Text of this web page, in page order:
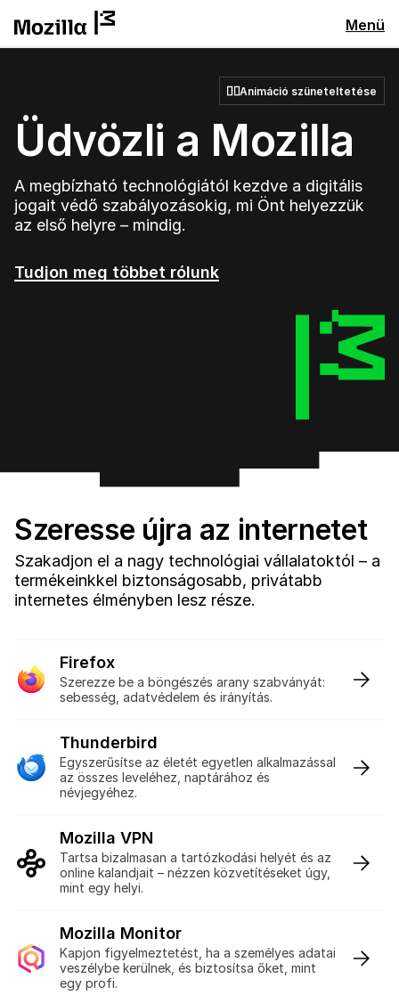
Menü
Animáció szüneteltetése
Üdvözli a Mozilla
A megbízható technológiától kezdve a digitális
jogait védő szabályozásokig, mi Önt helyezzük
az első helyre – mindig.
Tudjon meg többet rólunk
Szeresse újra az internetet
Szakadjon el a nagy technológiai vállalatoktól – a
termékeinkkel biztonságosabb, privátabb
internetes élményben lesz része.
Firefox
Szerezze be a böngészés arany szabványát:
sebesség, adatvédelem és irányítás.
Thunderbird
Egyszerűsítse az életét egyetlen alkalmazással
az összes leveléhez, naptárához és
névjegyéhez.
Mozilla VPN
Tartsa bizalmasan a tartózkodási helyét és az
online kalandjait – nézzen közvetítéseket úgy,
mint egy helyi.
Mozilla Monitor
Kapjon figyelmeztetést, ha a személyes adatai
veszélybe kerülnek, és biztosítsa őket, mint
egy profi.